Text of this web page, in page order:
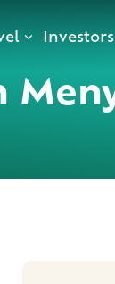
Investors